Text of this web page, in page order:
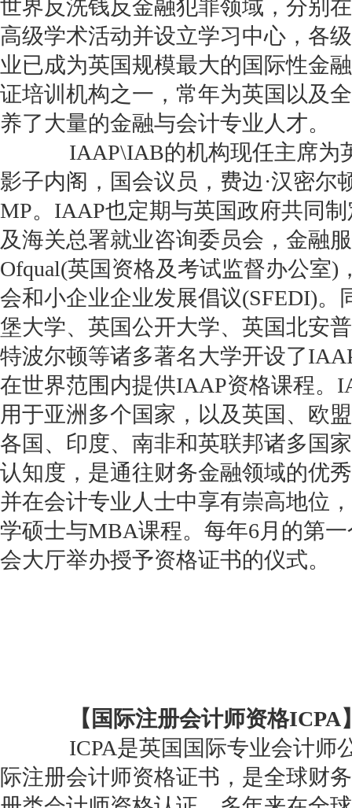
世界反洗钱反金融犯罪领域，分别
高级学术活动并设立学习中心，各
业已成为英国规模最大的国际性金
证培训机构之一，常年为英国以及
养了大量的金融与会计专业人才。
IAAP\IAB的机构现任主席为
影子内阁，国会议员，费边·汉密尔
MP。IAAP也定期与英国政府共同
及海关总署就业咨询委员会，金融
Ofqual(英国资格及考试监督办公室)
会和小企业企业发展倡议(SFEDI)。
堡大学、英国公开大学、英国北安
特波尔顿等诸多著名大学开设了
在世界范围内提供IAAP资格课程。
用于亚洲多个国家，以及英国、欧
各国、印度、南非和英联邦诸多国
认知度，是通往财务金融领域的优
并在会计专业人士中享有崇高地位
学硕士与MBA课程。每年6月的第
会大厅举办授予资格证书的仪式。
【国际注册会计师资格ICPA
ICPA是英国国际专业会计师
际注册会计师资格证书，是全球财